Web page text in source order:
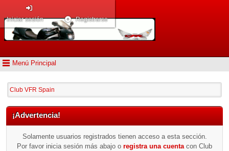
Menú Principal
Iniciar sesión Registrarse
Club VFR Spain
¡Advertencia!
Solamente usuarios registrados tienen acceso a esta sección.
Por favor inicia sesión más abajo o registra una cuenta con Club